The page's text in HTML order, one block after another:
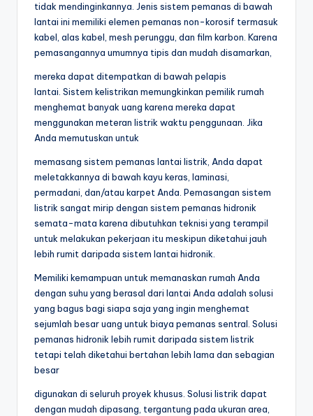
tidak mendinginkannya. Jenis sistem pemanas di bawah
lantai ini memiliki elemen pemanas non-korosif termasuk
kabel, alas kabel, mesh perunggu, dan film karbon. Karena
pemasangannya umumnya tipis dan mudah disamarkan,
mereka dapat ditempatkan di bawah pelapis
lantai. Sistem kelistrikan memungkinkan pemilik rumah
menghemat banyak uang karena mereka dapat
menggunakan meteran listrik waktu penggunaan. Jika
Anda memutuskan untuk
memasang sistem pemanas lantai listrik, Anda dapat
meletakkannya di bawah kayu keras, laminasi,
permadani, dan/atau karpet Anda. Pemasangan sistem
listrik sangat mirip dengan sistem pemanas hidronik
semata-mata karena dibutuhkan teknisi yang terampil
untuk melakukan pekerjaan itu meskipun diketahui jauh
lebih rumit daripada sistem lantai hidronik.
Memiliki kemampuan untuk memanaskan rumah Anda
dengan suhu yang berasal dari lantai Anda adalah solusi
yang bagus bagi siapa saja yang ingin menghemat
sejumlah besar uang untuk biaya pemanas sentral. Solusi
pemanas hidronik lebih rumit daripada sistem listrik
tetapi telah diketahui bertahan lebih lama dan sebagian
besar
digunakan di seluruh proyek khusus. Solusi listrik dapat
dengan mudah dipasang, tergantung pada ukuran area,